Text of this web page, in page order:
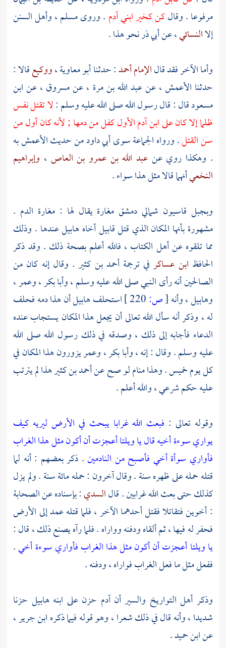
مرفوعا . وقالكن كخير ابني آدم . وروىمسلم، وأهل السنن
إلاالنسائي، عن أبي ذر نحو هذا .
وأما الآخر فقد قالالإمام أحمد: حدثناأبو معاوية،ووكيعقالا :
حدثنا الأعمش، عنعبد الله بن مرة ، عنمسروق ، عنابن
مسعودقال : قال رسول الله صلى الله عليه وسلم :لا تقتل نفس
ظلما إلا كان على ابنآدمالأول كفل من دمها ; لأنه كان أول من
سن القتل. ورواه الجماعة سوىأبي داودمن حديثالأعمشبه
. وهكذا روي عن عبد الله بن عمرو بن العاص ، وإبراهيم
النخعيأنهما قالا مثل هذا سواء .
وبجبل قاسيون شمالي دمشق مغارة يقال لها : مغارة الدم .
مشهورة بأنها المكان الذي قتلقابيلأخاههابيلعندها . وذلك
مما تلقوه عن أهل الكتاب ، فالله أعلم بصحة ذلك . وقد ذكر
الحافظ ابن عساكر في ترجمةأحمد بن كثير . وقال إنه كان من
الصالحين أنه رأى النبي صلى الله عليه وسلم ،وأبا بكر،وعمر،
وهابيل، وأنه[ص: استحلفهابيلأن هذا دمه فحلف
له ، وذكر أنه سأل الله تعالى أن يجعل هذا المكان يستجاب عنده
الدعاء فأجابه إلى ذلك ، وصدقه في ذلك رسول الله صلى الله
عليه وسلم . وقال : إنه ،وأبا بكر،وعمريزورون هذا المكان في
كل يوم خميس . وهذا منام لو صح عنأحمد بن كثيرهذا لم يترتب
عليه حكم شرعي ، والله أعلم .
وقوله تعالى : فبعث الله غرابا يبحث في الأرض ليريه كيف
يواري سوءة أخيه قال يا ويلتا أعجزت أن أكون مثل هذا الغراب
فأواري سوأة أخي فأصبح من النادمين. ذكر بعضهم : أنه لما
قتله حمله على ظهره سنة . وقال آخرون : حمله مائة سنة . ولم يزل
كذلك حتى بعث الله غرابين . قالالسدي: بإسناده عن الصحابة
: أخوين فتقاتلا فقتل أحدهما الآخر ، فلما قتله عمد إلى الأرض
فحفر له فيها ، ثم ألقاه ودفنه وواراه . فلما رآه يصنع ذلك ، قال :
يا ويلتا أعجزت أن أكون مثل هذا الغراب فأواري سوءة أخي.
ففعل مثل ما فعل الغراب فواراه ، ودفنه .
وذكر أهل التواريخ والسير أنآدم حزن على ابنههابيل حزنا
شديدا ، وأنه قال في ذلك شعرا ، وهو قوله فيما ذكرهابن جرير،
عنابن حميد.